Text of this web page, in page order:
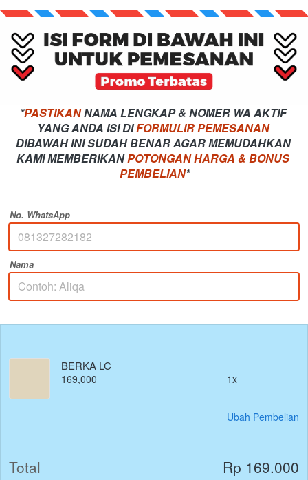
*PASTIKAN NAMA LENGKAP & NOMER WA AKTIF
YANG ANDA ISI DI
FORMULIR PEMESANAN
DIBAWAH INI SUDAH BENAR AGAR MEMUDAHKAN
KAMI MEMBERIKAN POTONGAN HARGA & BONUS
PEMBELIAN*
No. WhatsApp
Nama
BERKA LC
169,000 1x
Ubah Pembelian
Total Rp 169.000